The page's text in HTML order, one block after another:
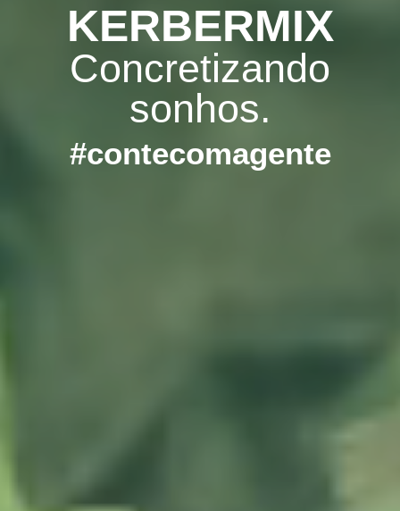
KERBERMIX
Concretizando
sonhos.
#contecomagente